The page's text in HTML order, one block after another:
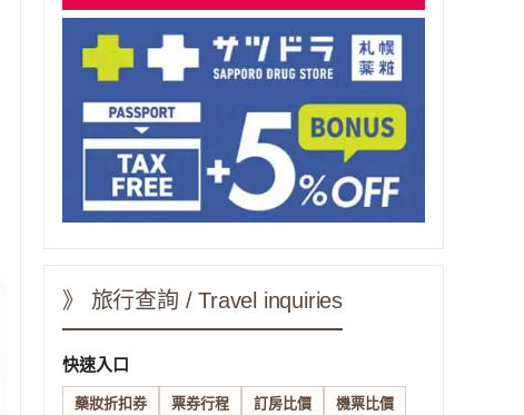
》 旅行查詢 / Travel inquiries
快速入口
藥妝折扣券 票券行程 訂房比價 機票比價